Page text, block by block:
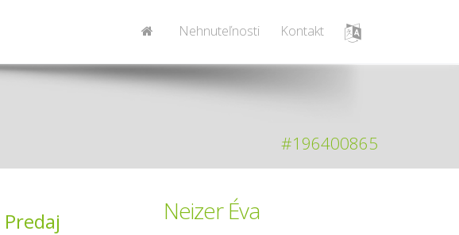
Nehnuteľnosti Kontakt
#196400865
Predaj Neizer Éva